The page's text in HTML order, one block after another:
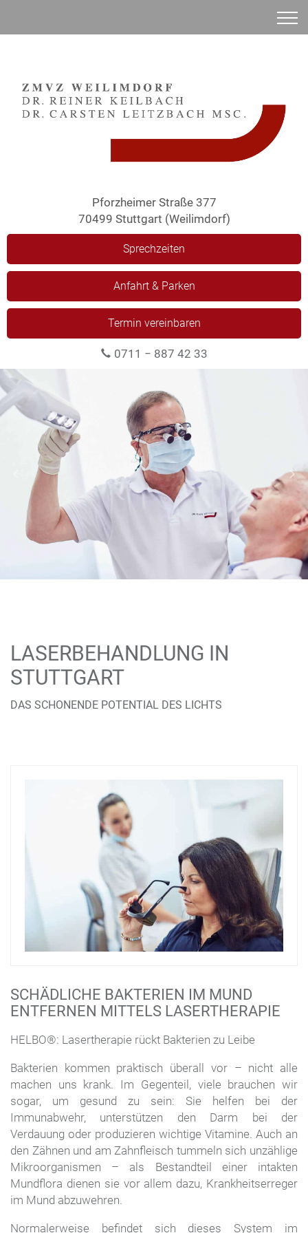
Pforzheimer Straße 377
70499 Stuttgart (Weilimdorf)
Sprechzeiten
Anfahrt & Parken
Termin vereinbaren
0711 − 887 42 33
LASERBEHANDLUNG IN
STUTTGART
DAS SCHONENDE POTENTIAL DES LICHTS
SCHÄDLICHE BAKTERIEN IM MUND
ENTFERNEN MITTELS LASERTHERAPIE
HELBO®: Lasertherapie rückt Bakterien zu Leibe
Bakterien kommen praktisch überall vor – nicht alle
machen uns krank. Im Gegenteil, viele brauchen wir
sogar, um gesund zu sein: Sie helfen bei der
Immunabwehr, unterstützen den Darm bei der
Verdauung oder produzieren wichtige Vitamine. Auch an
den Zähnen und am Zahnfleisch tummeln sich unzählige
Mikroorganismen – als Bestandteil einer intakten
Mundflora dienen sie vor allem dazu, Krankheitserreger
im Mund abzuwehren.
Normalerweise befindet sich dieses System im